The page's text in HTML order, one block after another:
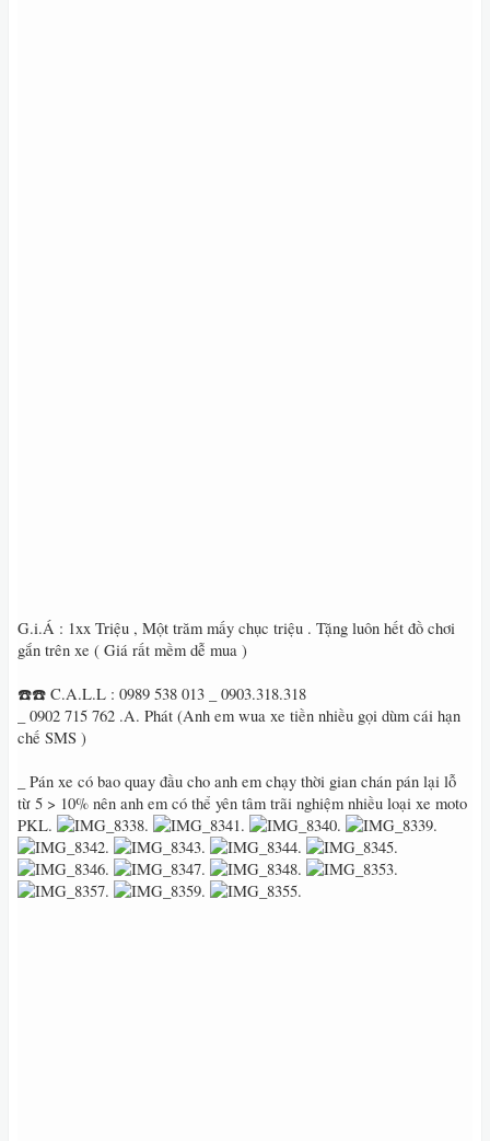
G.i.Á : 1xx Triệu , Một trăm mấy chục triệu . Tặng luôn hết đồ chơi
gắn trên xe ( Giá rất mềm dễ mua )
☎️☎️ C.A.L.L : 0989 538 013 _ 0903.318.318
_ 0902 715 762 .A. Phát (Anh em wua xe tiền nhiều gọi dùm cái hạn
chế SMS )
_ Pán xe có bao quay đầu cho anh em chạy thời gian chán pán lại lỗ
từ 5 > 10% nên anh em có thể yên tâm trãi nghiệm nhiều loại xe moto
PKL‭.